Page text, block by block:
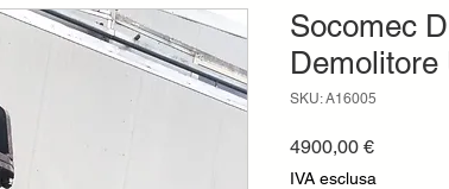
Socomec
Demolitore
SKU: A16005
4900,00 €Prezzo
IVA esclusa